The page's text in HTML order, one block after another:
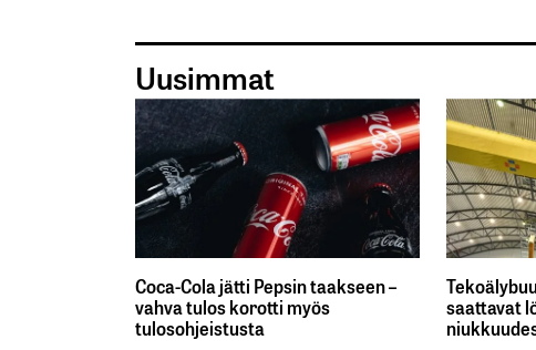
Uusimmat
Coca-Cola jätti Pepsin taakseen –
vahva tulos korotti myös
tulosohjeistusta
saattavat